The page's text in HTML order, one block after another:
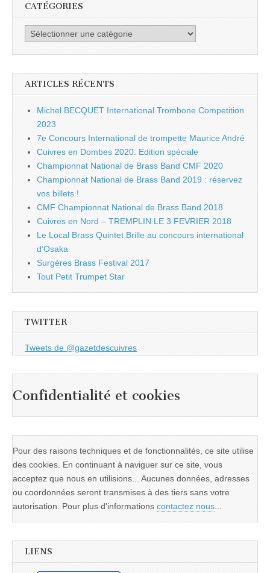
CATÉGORIES
Catégories
ARTICLES RÉCENTS
Michel BECQUET International Trombone Competition
2023
7e Concours International de trompette Maurice André
Cuivres en Dombes 2020: Edition spéciale
Championnat National de Brass Band CMF 2020
Championnat National de Brass Band 2019 : réservez
vos billets !
CMF Championnat National de Brass Band 2018
Cuivres en Nord – TREMPLIN LE 3 FEVRIER 2018
Le Local Brass Quintet Brille au concours international
d’Osaka
Surgères Brass Festival 2017
Tout Petit Trumpet Star
TWITTER
Tweets de @gazetdescuivres
Confidentialité et cookies
Pour des raisons techniques et de fonctionnalités, ce site utilise
des cookies. En continuant à naviguer sur ce site, vous
acceptez que nous en utilisions... Aucunes données, adresses
ou coordonnées seront transmises à des tiers sans votre
autorisation. Pour plus d'informations contactez nous
LIENS